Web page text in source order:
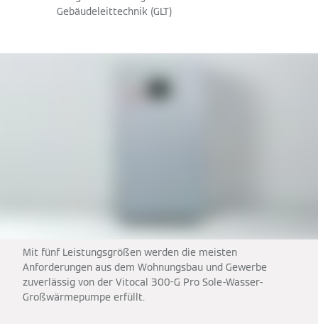
Gebäudeleittechnik (GLT)
Mit fünf Leistungsgrößen werden die meisten
Anforderungen aus dem Wohnungsbau und Gewerbe
zuverlässig von der Vitocal 300-G Pro Sole-Wasser-
Großwärmepumpe erfüllt.